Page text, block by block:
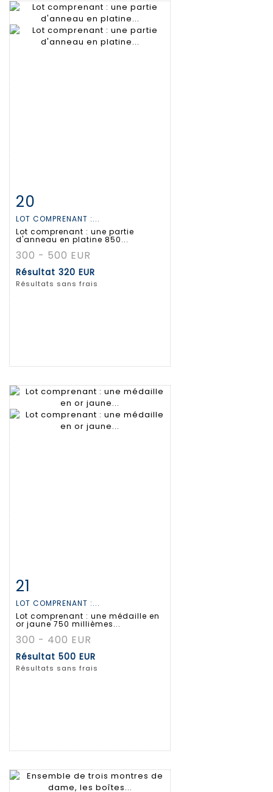
Fiche détaillée
20
LOT COMPRENANT :...
Lot comprenant : une partie
d'anneau en platine 850...
300 - 500 EUR
Résultat 320 EUR
Résultats sans frais
Fiche détaillée
21
LOT COMPRENANT :...
Lot comprenant : une médaille en
or jaune 750 millièmes...
300 - 400 EUR
Résultat 500 EUR
Résultats sans frais